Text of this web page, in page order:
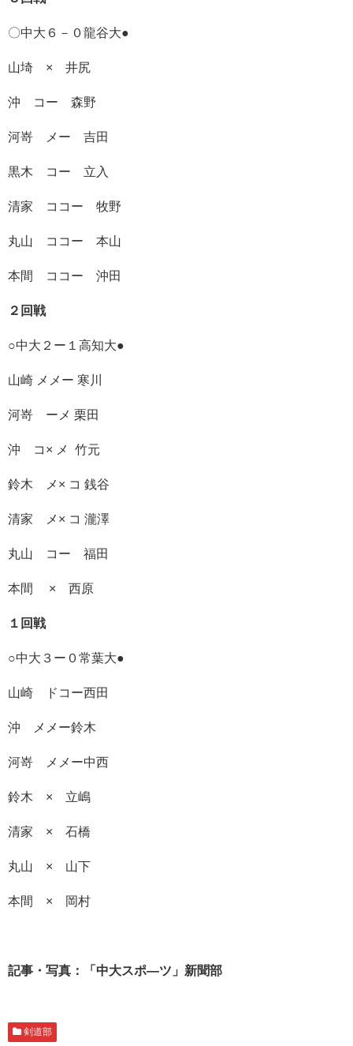
〇中大６－０龍谷大●
山埼 × 井尻
沖 コー 森野
河嵜 メー 吉田
黒木 コー 立入
清家 ココー 牧野
丸山 ココー 本山
本間 ココー 沖田
２回戦
○中大２ー１高知大●
山崎 メメー 寒川
河嵜 ーメ 栗田
沖 コ× メ 竹元
鈴木 メ× コ 銭谷
清家 メ× コ 瀧澤
丸山 コー 福田
本間 × 西原
１回戦
○中大３ー０常葉大●
山崎 ドコー西田
沖 メメー鈴木
河嵜 メメー中西
鈴木 × 立嶋
清家 × 石橋
丸山 × 山下
本間 × 岡村
記事・写真：「中大スポ―ツ」新聞部
剣道部